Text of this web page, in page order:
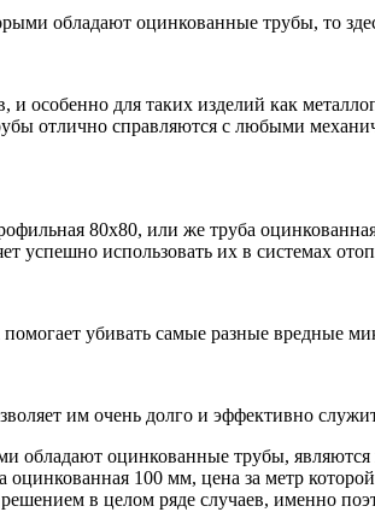
обладают оцинкованные трубы, то
особенно для таких изделий как
отлично справляются с любыми
80х80, или же труба
успешно использовать их в системах
убивать самые разные вредные
им очень долго и эффективно
оцинкованные трубы,
100 мм, цена за метр
в целом ряде случаев, именно